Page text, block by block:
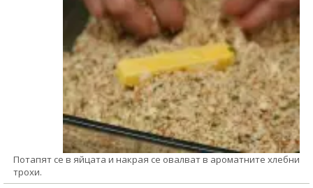
Потапят се в яйцата и накрая се овалват в ароматните хлебни
трохи.